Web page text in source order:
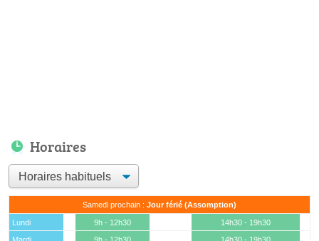
Horaires
Samedi prochain : Jour férié (Assomption)
Lundi 9h - 12h30
14h30 - 19h30
Mardi
9h - 12h30
14h30 - 19h30